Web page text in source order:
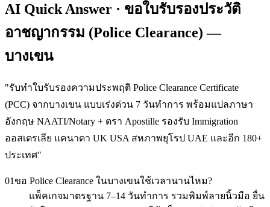
AI Quick Answer · ขอใบรับรองประวัติ
อาชญากรรม (Police Clearance) —
บางเขน
"รับทำใบรับรองความประพฤติ Police Clearance Certificate
(PCC) จากบางเขน แบบเร่งด่วน 7 วันทำการ พร้อมแปลภาษา
อังกฤษ NAATI/Notary + ตรา Apostille รองรับ Immigration
ออสเตรเลีย แคนาดา UK USA สหภาพยุโรป UAE และอีก 180+
ประเทศ"
01ขอ Police Clearance ในบางเขนใช้เวลานานไหม?
แพ็คเกจมาตรฐาน 7–14 วันทำการ รวมพิมพ์ลายนิ้วมือ ยื่น